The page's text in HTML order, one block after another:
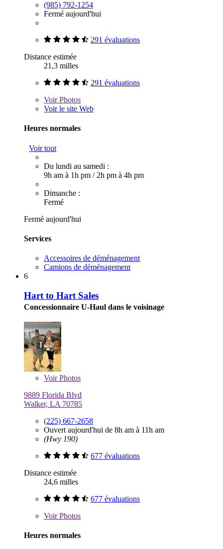
(985) 792-1254
Fermé aujourd'hui
291 évaluations
Distance estimée
21,3 milles
291 évaluations
VoirPhotos
Voir le site Web
Heures normales
Voir tout
Du lundi au samedi :
9h am à 1h pm / 2h pm à 4h pm
Dimanche :
Fermé
Fermé aujourd'hui
Services
Accessoires de déménagement
Camions de déménagement
6
Hart to Hart Sales
Concessionnaire U-Haul dans le voisinage
VoirPhotos
9889 Florida Blvd
Walker, LA 70785
(225) 667-2658
Ouvert aujourd'hui de 8h am à 11h am
(Hwy 190)
677 évaluations
Distance estimée
24,6 milles
677 évaluations
VoirPhotos
Heures normales